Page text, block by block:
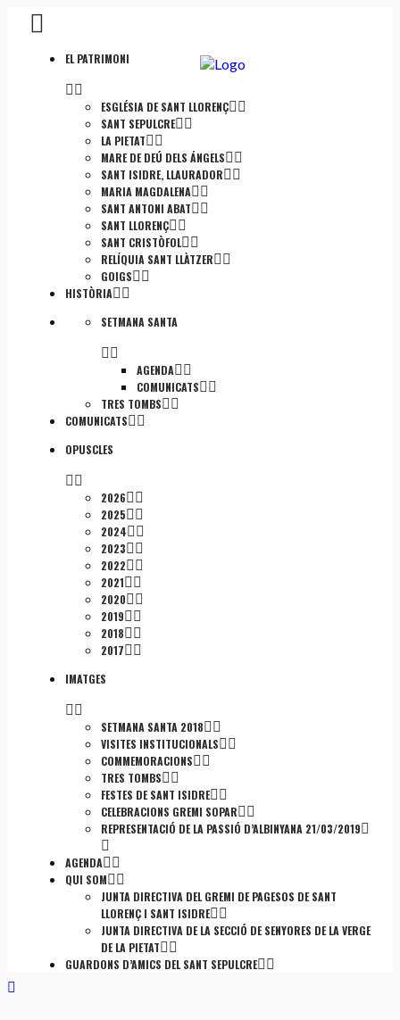
EL PATRIMONI
ESGLÉSIA DE SANT LLORENÇ
SANT SEPULCRE
LA PIETAT
MARE DE DEÚ DELS ÁNGELS
SANT ISIDRE, LLAURADOR
MARIA MAGDALENA
SANT ANTONI ABAT
SANT LLORENÇ
SANT CRISTÒFOL
RELÍQUIA SANT LLÀTZER
GOIGS
HISTÒRIA
SETMANA SANTA
AGENDA
COMUNICATS
TRES TOMBS
COMUNICATS
OPUSCLES
2026
2025
2024
2023
2022
2021
2020
2019
2018
2017
IMATGES
SETMANA SANTA 2018
VISITES INSTITUCIONALS
COMMEMORACIONS
TRES TOMBS
FESTES DE SANT ISIDRE
CELEBRACIONS GREMI SOPAR
REPRESENTACIÓ DE LA PASSIÓ D’ALBINYANA 21/03/2019
AGENDA
QUI SOM
JUNTA DIRECTIVA DEL GREMI DE PAGESOS DE SANT
LLORENÇ I SANT ISIDRE
JUNTA DIRECTIVA DE LA SECCIÓ DE SENYORES DE LA VERGE
DE LA PIETAT
GUARDONS D’AMICS DEL SANT SEPULCRE